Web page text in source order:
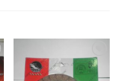
Προσθήκη
στη Λίστα
Επιθυμιών